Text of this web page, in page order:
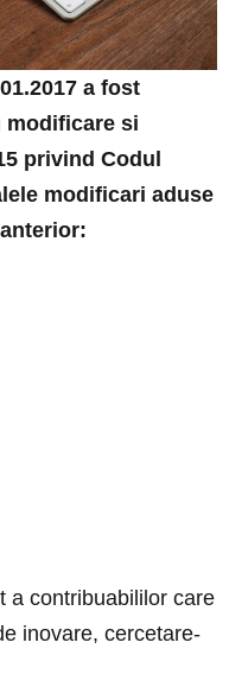
a fost
modificare si
privind Codul
modificari aduse
a contribuabililor care
inovare, cercetare-